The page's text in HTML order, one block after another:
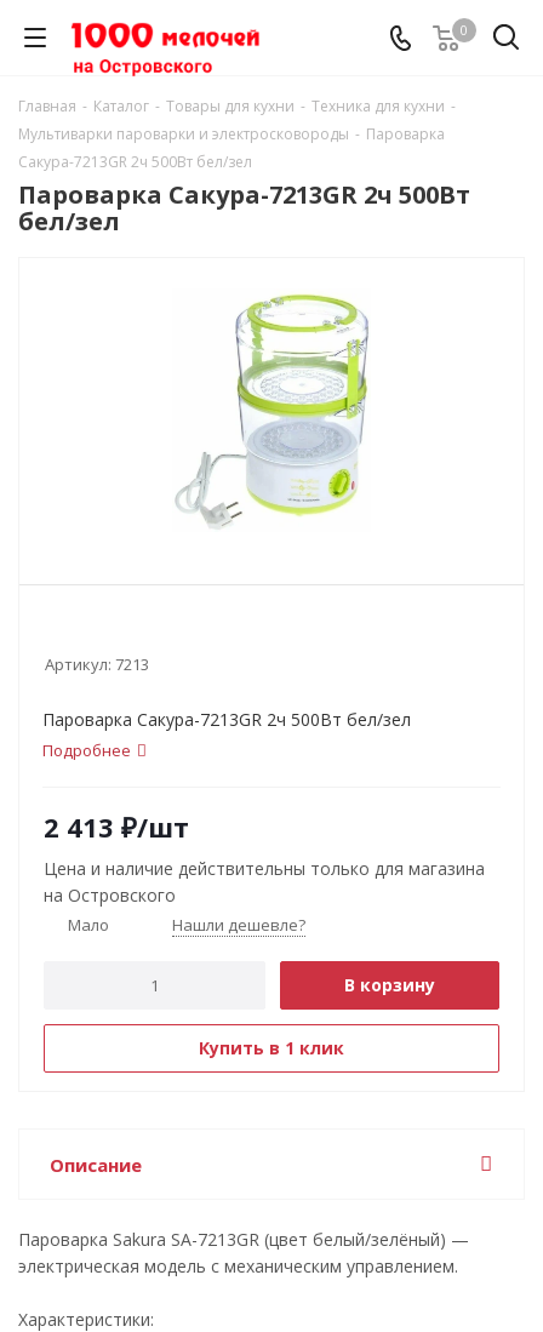
0
Главная - Каталог - Товары для кухни - Техника для кухни -
Мультиварки пароварки и электросковороды - Пароварка
Сакура-7213GR 2ч 500Вт бел/зел
Пароварка Сакура-7213GR 2ч 500Вт
бел/зел
Артикул: 7213
Пароварка Сакура-7213GR 2ч 500Вт бел/зел
Подробнее
2 413 ₽/шт
Цена и наличие действительны только для магазина
на Островского
Мало Нашли дешевле?
В корзину
Купить в 1 клик
Описание
Пароварка Sakura SA-7213GR (цвет белый/зелёный) —
электрическая модель с механическим управлением.
Характеристики: